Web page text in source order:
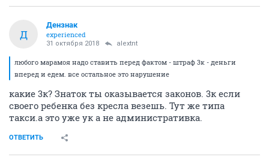
Д
Дензнак
experienced
31 октября 2018 alextnt
любого марамоя надо ставить перед фактом - штраф 3к - деньги
вперед и едем. все остальное это нарушение
какие 3к? Знаток ты оказывается законов. 3к если
своего ребенка без кресла везешь. Тут же типа
такси.а это уже ук а не административка.
ОТВЕТИТЬ